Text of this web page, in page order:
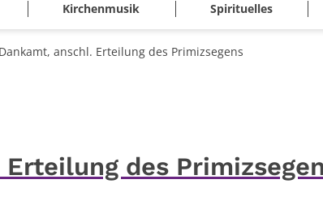
Kirchenmusik Spirituelles
Dankamt, anschl. Erteilung des Primizsegens
des